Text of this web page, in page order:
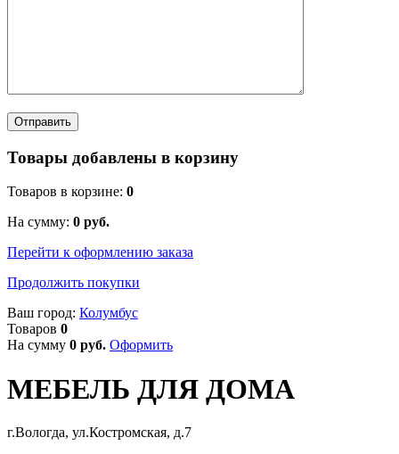
Товары добавлены в корзину
Товаров в корзине: 0
На сумму: 0 руб.
Перейти к оформлению заказа
Продолжить покупки
Ваш город: Колумбус
Товаров 0
На сумму 0 руб. Оформить
МЕБЕЛЬ ДЛЯ ДОМА
г.Вологда, ул.Костромская, д.7